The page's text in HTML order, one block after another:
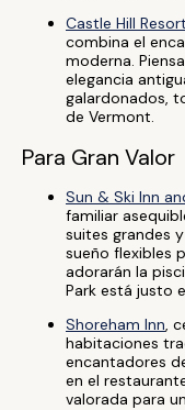
Castle Hill
combina el
moderna.
elegancia
galardonados,
de Vermont.
Para Gran Valor
Sun & Ski Inn
familiar
suites grandes
sueño flexibles
adorarán la
Park está justo
Shoreham Inn,
habitaciones
encantadores
en el
valorada para